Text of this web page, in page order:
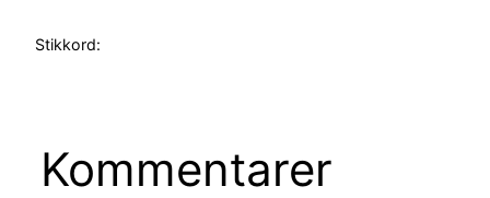
Stikkord:
Kommentarer